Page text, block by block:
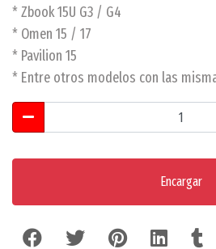
* Zbook 15U G3 / G4
* Omen 15 / 17
* Pavilion 15
* Entre otros modelos con las
Encargar